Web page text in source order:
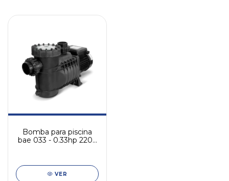
Bomba para piscina
bae 033 - 0.33hp 220v
VER